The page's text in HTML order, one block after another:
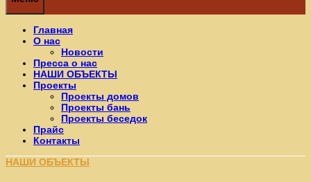
Главная
О нас
Новости
Пресса о нас
НАШИ ОБЪЕКТЫ
Проекты
Проекты домов
Проекты бань
Проекты беседок
Прайс
Контакты
НАШИ ОБЪЕКТЫ